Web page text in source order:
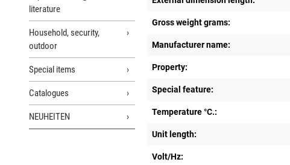
literature
Household, security,
outdoor
Special items
Catalogues
NEUHEITEN
Gross weight grams:
Manufacturer name:
Property:
Special feature:
Temperature °C.:
Unit length:
Volt/Hz: